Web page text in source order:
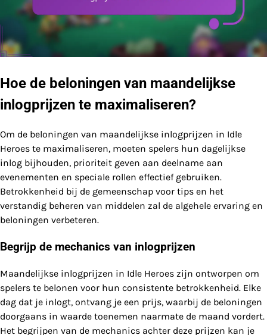
Hoe de beloningen van maandelijkse
inlogprijzen te maximaliseren?
Om de beloningen van maandelijkse inlogprijzen in Idle
Heroes te maximaliseren, moeten spelers hun dagelijkse
inlog bijhouden, prioriteit geven aan deelname aan
evenementen en speciale rollen effectief gebruiken.
Betrokkenheid bij de gemeenschap voor tips en het
verstandig beheren van middelen zal de algehele ervaring en
beloningen verbeteren.
Begrijp de mechanics van inlogprijzen
Maandelijkse inlogprijzen in Idle Heroes zijn ontworpen om
spelers te belonen voor hun consistente betrokkenheid. Elke
dag dat je inlogt, ontvang je een prijs, waarbij de beloningen
doorgaans in waarde toenemen naarmate de maand vordert.
Het begrijpen van de mechanics achter deze prijzen kan je